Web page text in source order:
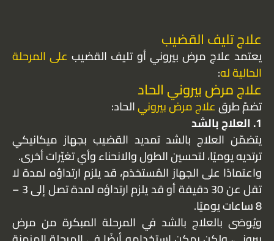
علاج تليف القضيب
يعتمد علاج مرض بيروني أو تليف القضيب على المرحلة
الحالية له:
علاج مرض بيروني الحاد
تضمّ طرقعلاج مرض بيرونيالحاد:
1. العلاج بالشد
يتضمّن العلاج بالشد تمديد القضيب بجهاز ميكانيكي
ترتديه يوميًا، لتحسين الطول والانحناء وأي تغيّرات أخرى.
واعتمادًا على الجهاز المُستخدَم، قد يلزم ارتداؤه لمدة لا
تقل عن 30 دقيقة أو قد يلزم ارتداؤه لمدة تصل إلى 3 –
8 ساعات يوميًا.
ويُوصَى بالعلاج بالشد في المرحلة المبكرة من مرض